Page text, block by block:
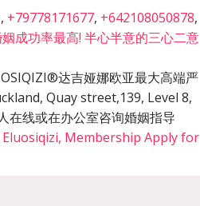
, +79778171677, +642108050878,
成功率最高! 半心半意的三心二意
达吉娅娜欧亚最大高端严
Quay street,139, Level 8,
在线或在办公室咨询婚姻指导
Eluosiqizi, Membership Apply for